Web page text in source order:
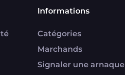
Informations
Catégories
Marchands
Signaler une arnaque